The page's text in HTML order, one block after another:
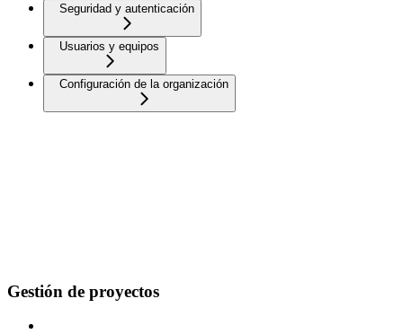
Seguridad y autenticación
Usuarios y equipos
Configuración de la organización
Gestión de proyectos